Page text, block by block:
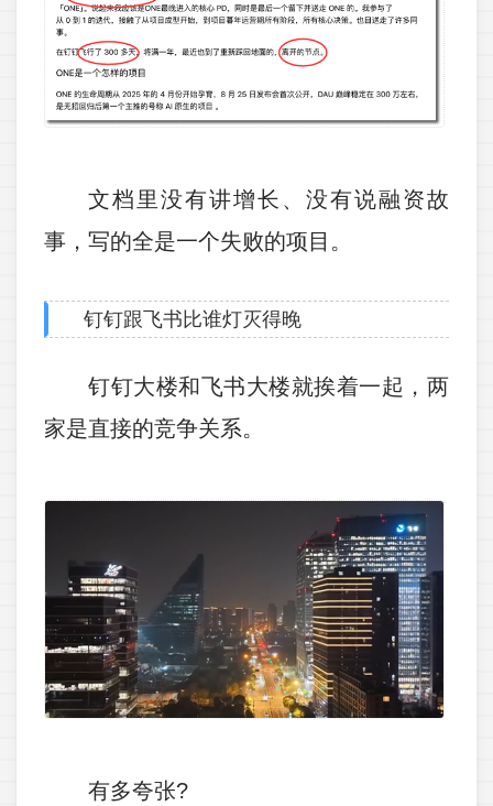
文档里没有讲增长、没有说融资故
事，写的全是一个失败的项目。
钉钉跟飞书比谁灯灭得晚
钉钉大楼和飞书大楼就挨着一起，两
家是直接的竞争关系。
有多夸张?